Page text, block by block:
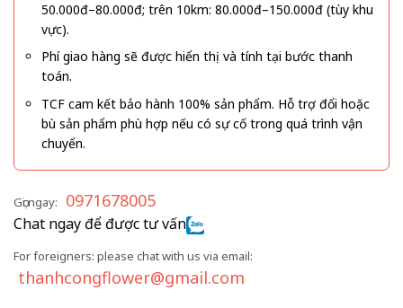
50.000đ–80.000đ; trên 10km: 80.000đ–150.000đ (tùy khu
vực).
Phí giao hàng sẽ được hiển thị và tính tại bước thanh
toán.
TCF cam kết bảo hành 100% sản phẩm. Hỗ trợ đổi hoặc
bù sản phẩm phù hợp nếu có sự cố trong quá trình vận
chuyển.
Gọi ngay: 0971678005
Chat ngay để được tư vấn
For foreigners: please chat with us via email:
thanhcongflower@gmail.com